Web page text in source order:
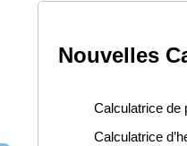
Nouvelles
Calculatrice de
Calculatrice